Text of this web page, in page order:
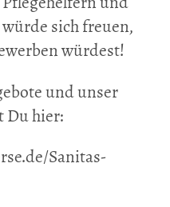
sich freuen,
würdest!
und unser
Du hier:
Sanitas-